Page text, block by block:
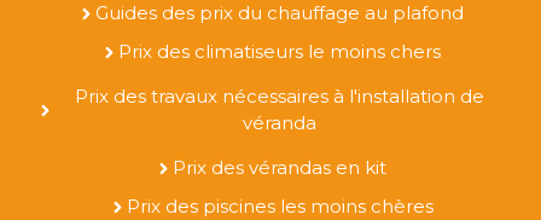
Guides des prix du chauffage au plafond
Prix des climatiseurs le moins chers
Prix des travaux nécessaires à l'installation de
véranda
Prix des vérandas en kit
Prix des piscines les moins chères